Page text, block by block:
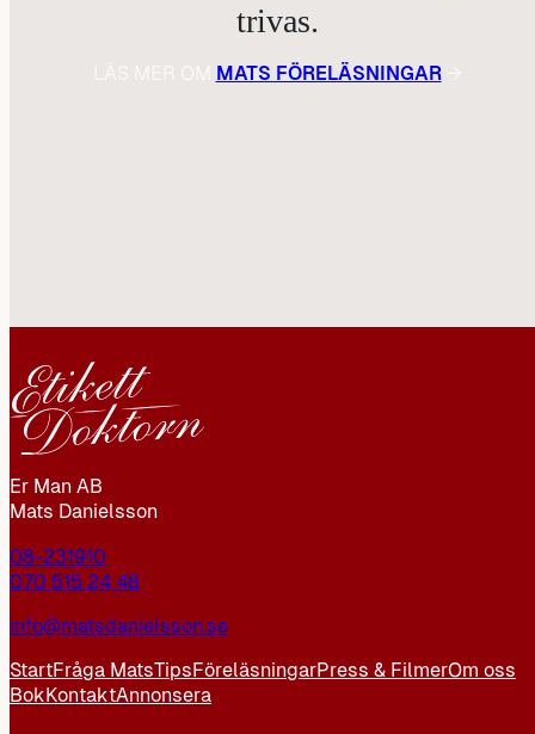
trivas.
MATS FÖRELÄSNINGAR→
Er Man AB
Mats Danielsson
08-231910
070 515 24 48
info@matsdanielsson.se
StartFråga MatsTipsFöreläsningarPress & FilmerOm oss
BokKontaktAnnonsera